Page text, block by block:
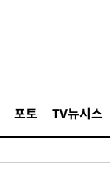
포토 TV뉴시스